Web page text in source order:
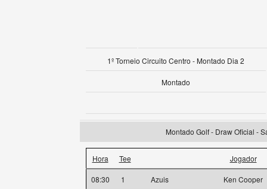
1º Torneio Circuito Centro - Montado Dia 2
Montado
Montado Golf - Draw Oficial -
Hora Tee Jogador
08:30 1 Azuis
Ken Cooper